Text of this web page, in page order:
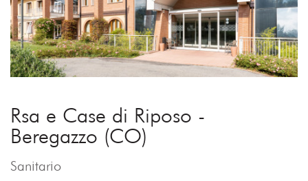
Rsa e Case di Riposo -
Beregazzo (CO)
Sanitario